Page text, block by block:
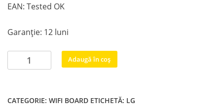
EAN: Tested OK
Garanție: 12 luni
Cantitate
TWFM-
LG
Adaugă în coș
CATEGORIE: WIFI BOARD ETICHETĂ: LG